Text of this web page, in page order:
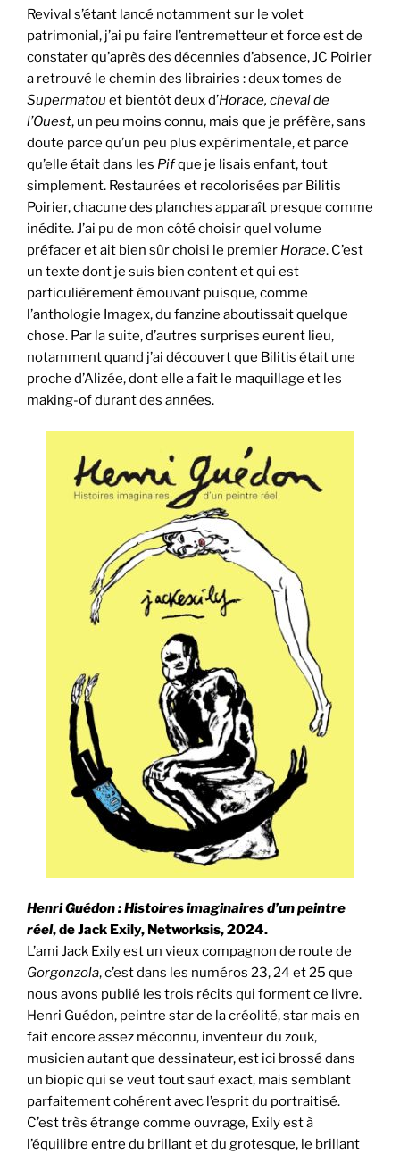
Revival s’étant lancé notamment sur le volet
patrimonial, j’ai pu faire l’entremetteur et force est de
constater qu’après des décennies d’absence, JC Poirier
a retrouvé le chemin des librairies : deux tomes de
Supermatou et bientôt deux d’Horace, cheval de
l’Ouest, un peu moins connu, mais que je préfère, sans
doute parce qu’un peu plus expérimentale, et parce
qu’elle était dans les Pifque je lisais enfant, tout
simplement. Restaurées et recolorisées par Bilitis
Poirier, chacune des planches apparaît presque comme
inédite. J’ai pu de mon côté choisir quel volume
préfacer et ait bien sûr choisi le premier Horace. C’est
un texte dont je suis bien content et qui est
particulièrement émouvant puisque, comme
l’anthologie Imagex, du fanzine aboutissait quelque
chose. Par la suite, d’autres surprises eurent lieu,
notamment quand j’ai découvert que Bilitis était une
proche d’Alizée, dont elle a fait le maquillage et les
making-of durant des années.
Henri Guédon : Histoires imaginaires d’un peintre
réel, de Jack Exily, Networksis, 2024.
L’ami Jack Exily est un vieux compagnon de route de
Gorgonzola, c’est dans les numéros 23, 24 et 25 que
nous avons publié les trois récits qui forment ce livre.
Henri Guédon, peintre star de la créolité, star mais en
fait encore assez méconnu, inventeur du zouk,
musicien autant que dessinateur, est ici brossé dans
un biopic qui se veut tout sauf exact, mais semblant
parfaitement cohérent avec l’esprit du portraitisé.
C’est très étrange comme ouvrage, Exily est à
l’équilibre entre du brillant et du grotesque, le brillant